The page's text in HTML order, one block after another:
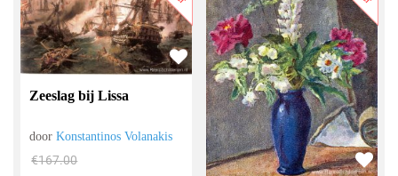
Zeeslag bij Lissa
doorKonstantinos Volanakis
€167.00